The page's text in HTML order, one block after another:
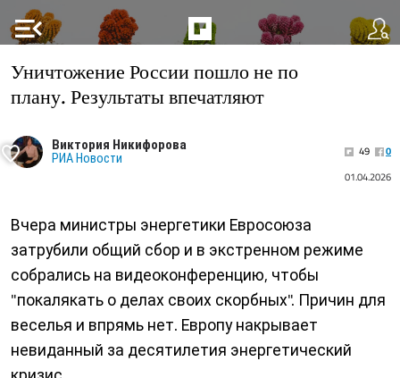
menu_open
Уничтожение России пошло не по
плану. Результаты впечатляют
Виктория Никифорова
РИА Новости 49
0
01.04.2026
Вчера министры энергетики Евросоюза
затрубили общий сбор и в экстренном режиме
собрались на видеоконференцию, чтобы
"покалякать о делах своих скорбных". Причин для
веселья и впрямь нет. Европу накрывает
невиданный за десятилетия энергетический